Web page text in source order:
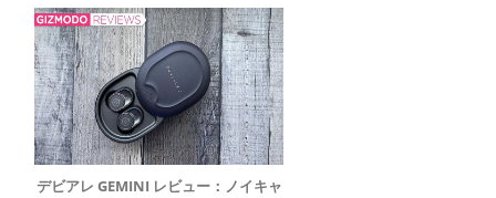
デビアレ GEMINI レビュー：ノイキャ